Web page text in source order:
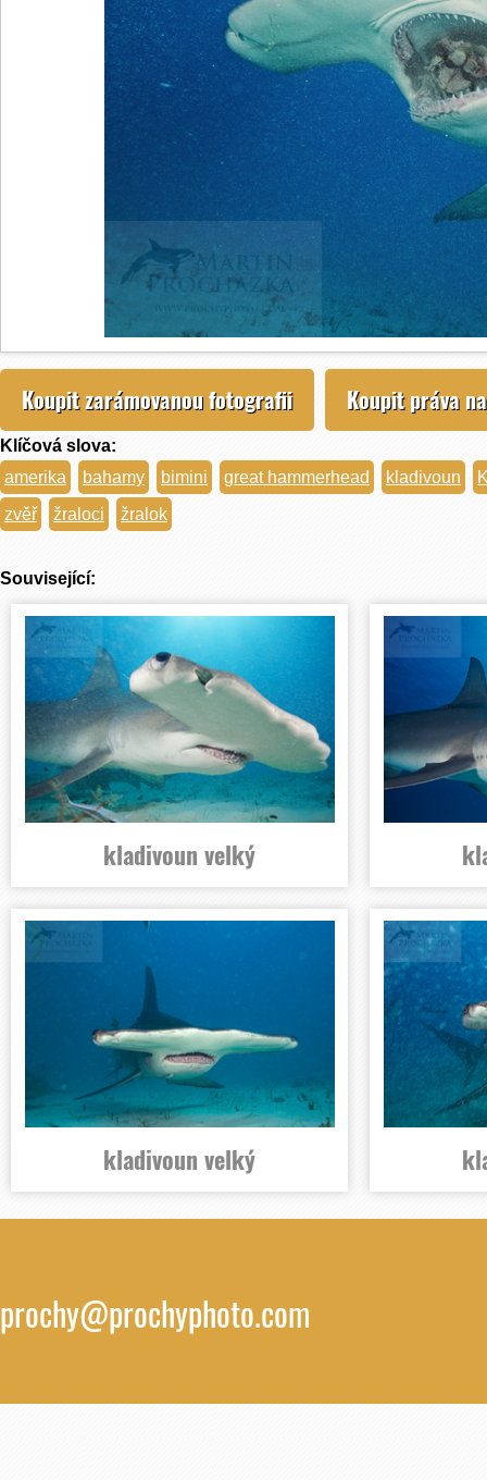
Koupit zarámovanou fotografii Koupit práva
Klíčová slova:
amerika
bahamy bimini great hammerhead kladivoun
zvěř
žraloci žralok
Související:
kladivoun velký
kladivoun velký
prochy@prochyphoto.com